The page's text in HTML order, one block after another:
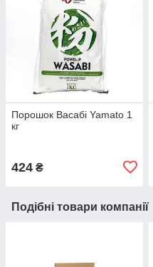
Порошок Васабі Yamato 1
кг
424 ₴
Подібні товари компанії